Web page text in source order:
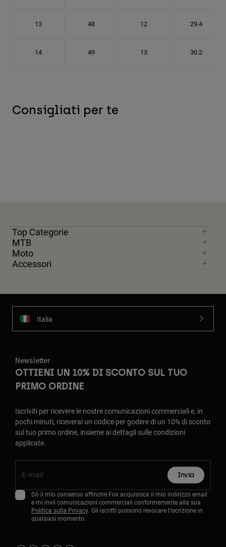
13 48 12 29.4
14 49 13 30.2
Consigliati per te
Top Categorie
MTB
Moto
Accessori
Italia
Newsletter
OTTIENI UN 10% DI SCONTO SUL TUO
PRIMO ORDINE
Iscriviti per ricevere le nostre comunicazioni commerciali e, in
pochi minuti, riceverai un codice per godere di un 10% di sconto
sul tuo primo ordine, insieme ai dettagli sulle condizioni
applicate.
Invia
Dò il mio consenso affinché Fox acquisisca il mio indirizzo email
e mi invii comunicazioni commerciali conformemente alla sua
Politica sulla Privacy. Gli iscritti possono revocare l'iscrizione in
qualsiasi momento.